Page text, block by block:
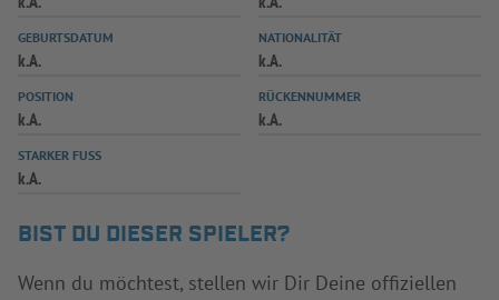
SPIELPLUS
GEBURTSDATUM
k.A.
NATIONALITÄT
k.A.
POSITION
k.A.
RÜCKENNUMMER
k.A.
STARKER FUSS
k.A.
BIST DU DIESER SPIELER?
Wenn du möchtest, stellen wir Dir Deine offiziellen